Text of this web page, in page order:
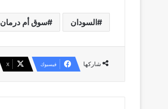
السودان سوق أم درمان
شاركها فيسبوك ‫X